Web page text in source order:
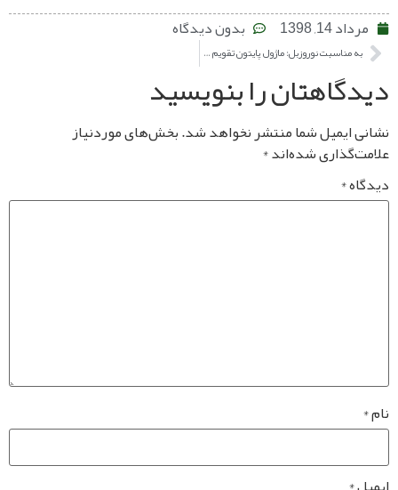
بدون دیدگاه
به مناسبت نوروزبل: ماژول پایتون تقویم دیلمی منتشر شد
را بنویسید
شما منتشر نخواهد شد.بخش‌های موردنیاز
شده‌اند*